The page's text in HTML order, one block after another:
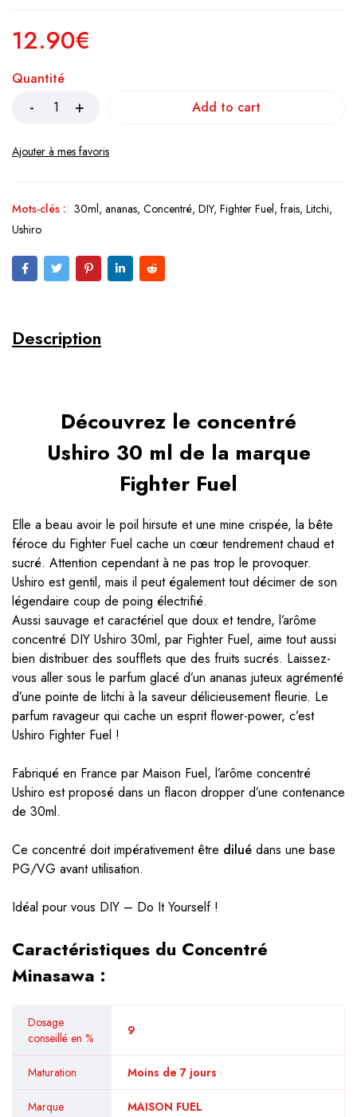
12.90€
Quantité
Add to cart
Mots-clés : 30ml, ananas, Concentré, DIY, Fighter Fuel, frais, Litchi,
Ushiro
Description
Découvrez le concentré
Ushiro 30 ml de la marque
Fighter Fuel
Elle a beau avoir le poil hirsute et une mine crispée, la bête
féroce du Fighter Fuel cache un cœur tendrement chaud et
sucré. Attention cependant à ne pas trop le provoquer.
Ushiro est gentil, mais il peut également tout décimer de son
légendaire coup de poing électrifié.
Aussi sauvage et caractériel que doux et tendre, l’arôme
concentré DIY Ushiro 30ml, par Fighter Fuel, aime tout aussi
bien distribuer des soufflets que des fruits sucrés. Laissez-
vous aller sous le parfum glacé d’un ananas juteux agrémenté
d’une pointe de litchi à la saveur délicieusement fleurie. Le
parfum ravageur qui cache un esprit flower-power, c’est
Ushiro Fighter Fuel !
Fabriqué en France par Maison Fuel, l’arôme concentré
Ushiro est proposé dans un flacon dropper d’une contenance
de 30ml.
Ce concentré doit impérativement être dilué dans une base
PG/VG avant utilisation.
Idéal pour vous DIY – Do It Yourself !
Caractéristiques du Concentré
Minasawa :
Dosage
conseillé en %
9
Maturation Moins de 7 jours
Marque MAISON FUEL